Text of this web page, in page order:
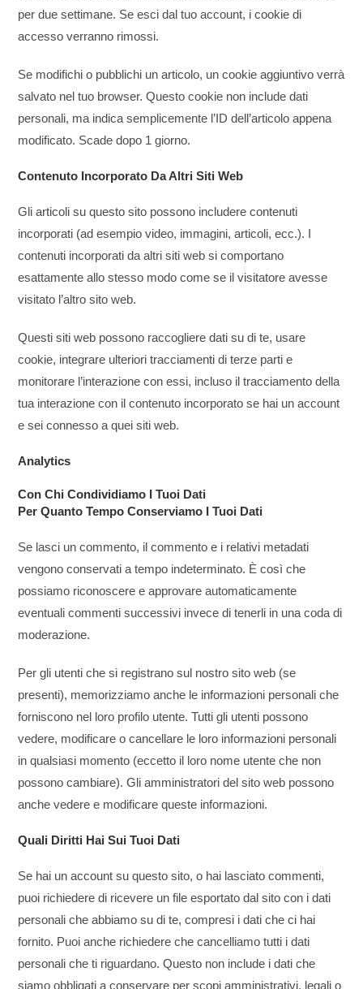
per due settimane. Se esci dal tuo account, i cookie di
accesso verranno rimossi.
Se modifichi o pubblichi un articolo, un cookie aggiuntivo verrà
salvato nel tuo browser. Questo cookie non include dati
personali, ma indica semplicemente l’ID dell’articolo appena
modificato. Scade dopo 1 giorno.
Contenuto Incorporato Da Altri Siti Web
Gli articoli su questo sito possono includere contenuti
incorporati (ad esempio video, immagini, articoli, ecc.). I
contenuti incorporati da altri siti web si comportano
esattamente allo stesso modo come se il visitatore avesse
visitato l’altro sito web.
Questi siti web possono raccogliere dati su di te, usare
cookie, integrare ulteriori tracciamenti di terze parti e
monitorare l’interazione con essi, incluso il tracciamento della
tua interazione con il contenuto incorporato se hai un account
e sei connesso a quei siti web.
Analytics
Con Chi Condividiamo I Tuoi Dati
Per Quanto Tempo Conserviamo I Tuoi Dati
Se lasci un commento, il commento e i relativi metadati
vengono conservati a tempo indeterminato. È così che
possiamo riconoscere e approvare automaticamente
eventuali commenti successivi invece di tenerli in una coda di
moderazione.
Per gli utenti che si registrano sul nostro sito web (se
presenti), memorizziamo anche le informazioni personali che
forniscono nel loro profilo utente. Tutti gli utenti possono
vedere, modificare o cancellare le loro informazioni personali
in qualsiasi momento (eccetto il loro nome utente che non
possono cambiare). Gli amministratori del sito web possono
anche vedere e modificare queste informazioni.
Quali Diritti Hai Sui Tuoi Dati
Se hai un account su questo sito, o hai lasciato commenti,
puoi richiedere di ricevere un file esportato dal sito con i dati
personali che abbiamo su di te, compresi i dati che ci hai
fornito. Puoi anche richiedere che cancelliamo tutti i dati
personali che ti riguardano. Questo non include i dati che
siamo obbligati a conservare per scopi amministrativi, legali o